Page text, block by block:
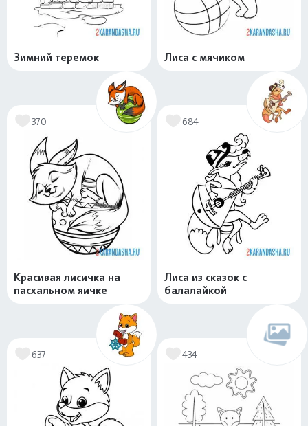
Зимний теремок Лиса с мячиком
370
Красивая лисичка на
пасхальном яичке
684
Лиса из сказок с
балалайкой
637 434